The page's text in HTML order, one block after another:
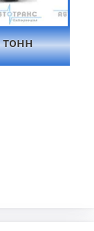
тонн